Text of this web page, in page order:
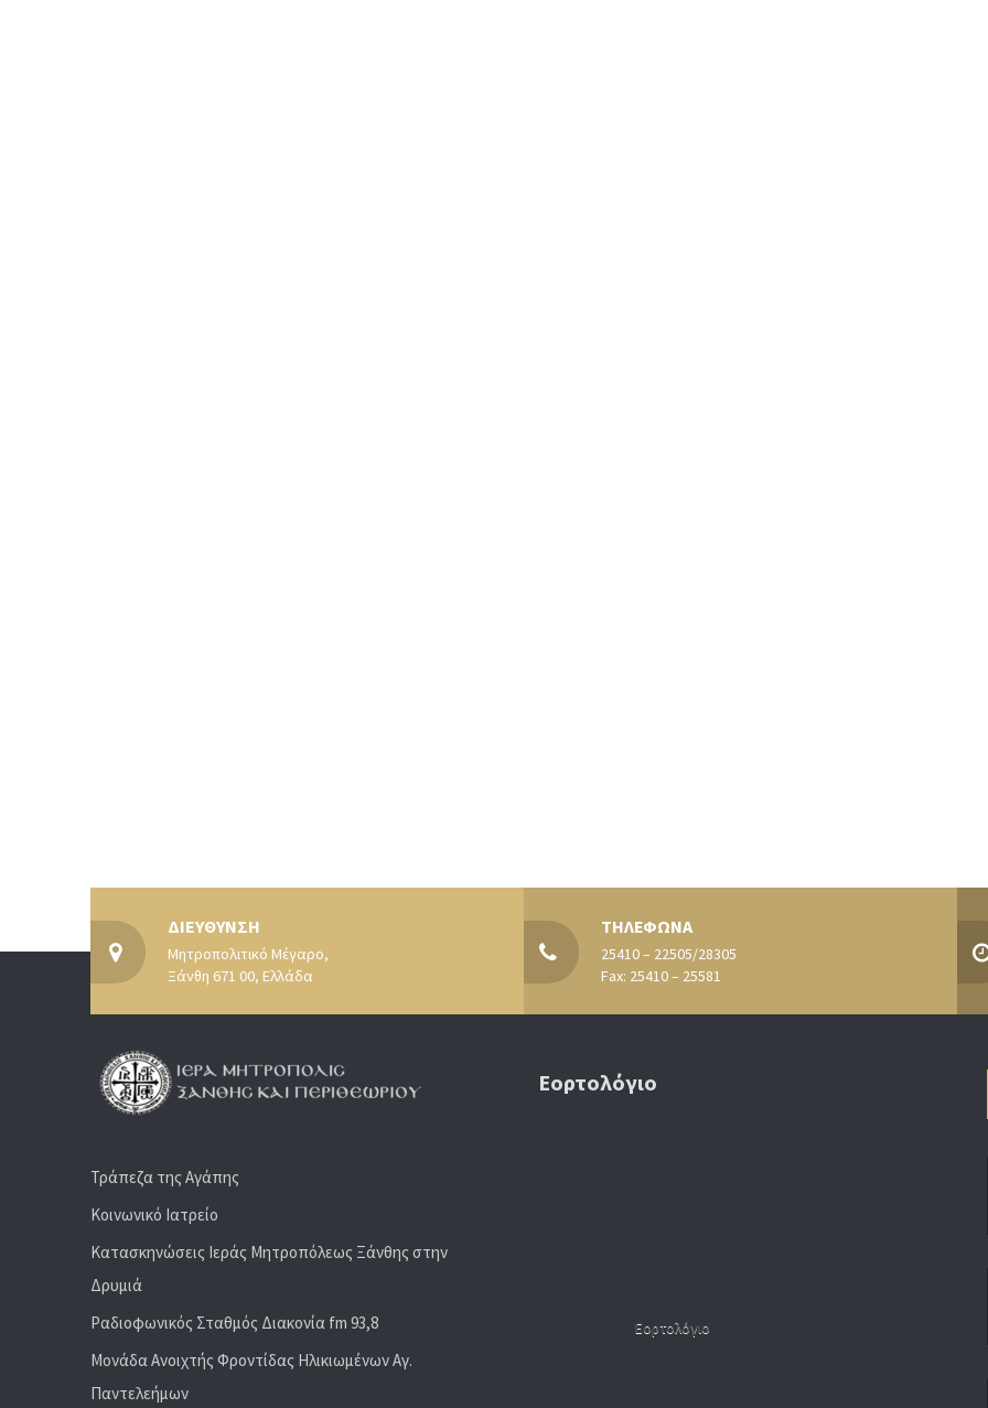
ΔΙΕΥΘΥΝΣΗ
Μητροπολιτικό Μέγαρο,
Ξάνθη 671 00, Ελλάδα
ΤΗΛΕΦΩΝΑ
25410 – 22505/28305
Fax: 25410 – 25581
Τράπεζα της Αγάπης
Κοινωνικό Ιατρείο
Κατασκηνώσεις Ιεράς Μητροπόλεως Ξάνθης στην
Δρυμιά
Ραδιoφωνικός Σταθμός Διακονία fm 93,8
Μονάδα Ανοιχτής Φροντίδας Ηλικιωμένων Αγ.
Παντελεήμων
Εορτολόγιο
Εορτολόγιο